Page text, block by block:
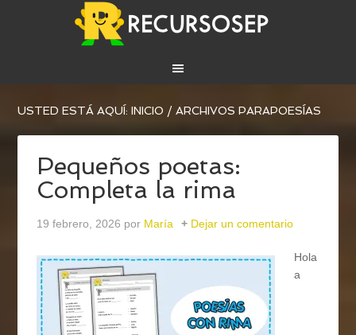
USTED ESTÁ AQUÍ:INICIO / ARCHIVOS PARAPOESÍAS
Pequeños poetas:
Completa la rima
19 febrero, 2026 por María Dejar un comentario
Hola
a